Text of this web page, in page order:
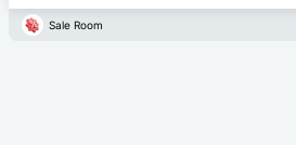
Sale Room